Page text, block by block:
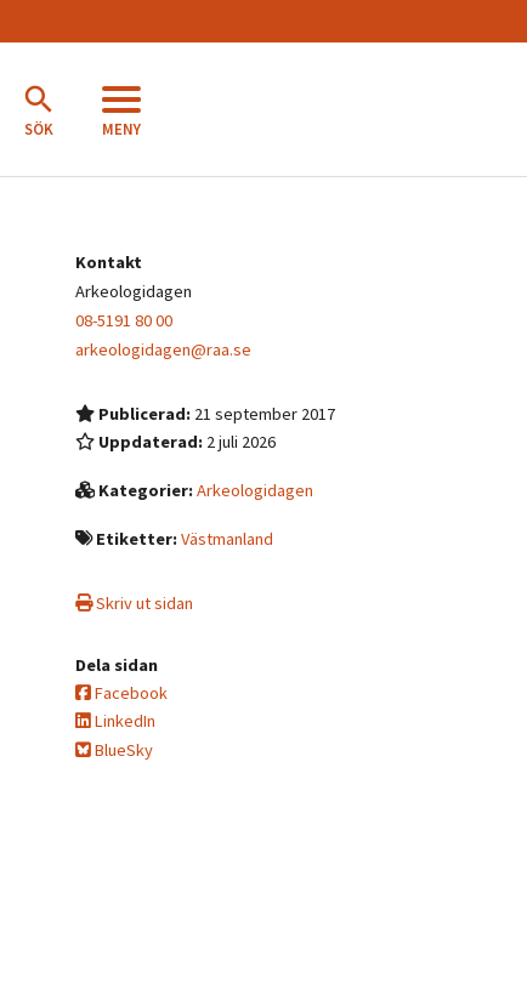
SÖK MENY
Kontakt
Arkeologidagen
08-5191 80 00
arkeologidagen@raa.se
Publicerad: 21 september 2017
Uppdaterad: 2 juli 2026
Kategorier:Arkeologidagen
Etiketter:Västmanland
Skriv ut sidan
Dela sidan
Facebook
LinkedIn
BlueSky